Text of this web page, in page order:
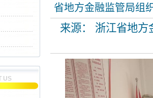
US
省地方金融监管局组
来源： 浙江省地